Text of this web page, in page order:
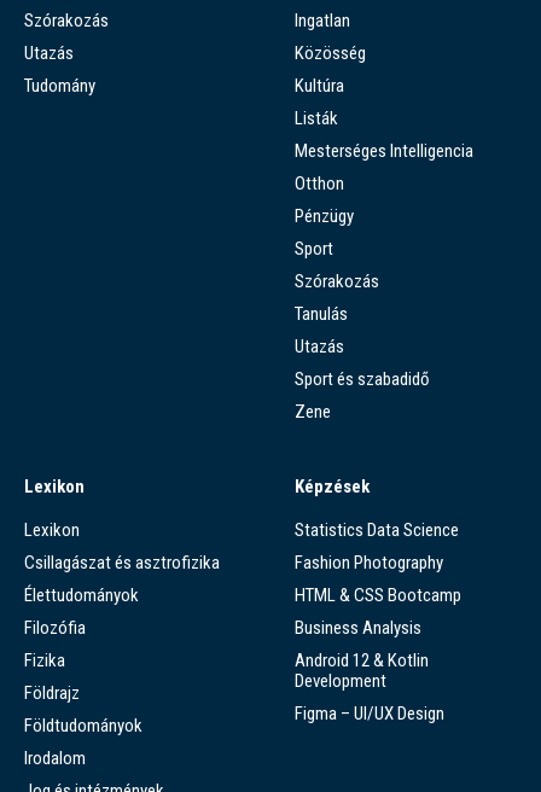
Szórakozás
Utazás
Tudomány
Ingatlan
Közösség
Kultúra
Listák
Mesterséges Intelligencia
Otthon
Pénzügy
Sport
Szórakozás
Tanulás
Utazás
Sport és szabadidő
Zene
Lexikon
Lexikon
Csillagászat és asztrofizika
Élettudományok
Filozófia
Fizika
Földrajz
Földtudományok
Irodalom
Képzések
Statistics Data Science
Fashion Photography
HTML & CSS Bootcamp
Business Analysis
Android 12 & Kotlin
Development
Figma – UI/UX Design